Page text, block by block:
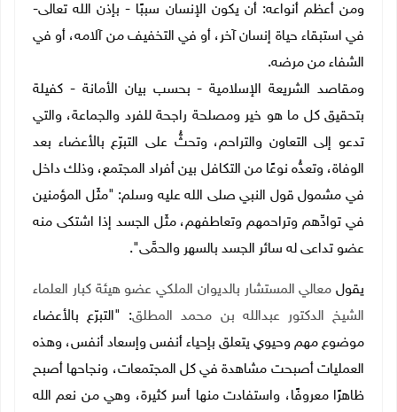
ومن أعظم أنواعه: أن يكون الإنسان سببًا - بإذن الله تعالى-
في استبقاء حياة إنسان آخر، أو في التخفيف من آلامه، أو في
الشفاء من مرضه.
ومقاصد الشريعة الإسلامية - بحسب بيان الأمانة - كفيلة
بتحقيق كل ما هو خير ومصلحة راجحة للفرد والجماعة، والتي
تدعو إلى التعاون والتراحم، وتحثُّ على التبرّع بالأعضاء بعد
الوفاة، وتعدُّه نوعًا من التكافل بين أفراد المجتمع، وذلك داخل
في مشمول قول النبي صلى الله عليه وسلم: "مثَل المؤمنين
في توادِّهم وتراحمهم وتعاطفهم، مثَل الجسد إذا اشتكى منه
عضو تداعى له سائر الجسد بالسهر والحمَّى".
يقول معالي المستشار بالديوان الملكي عضو هيئة كبار العلماء
الشيخ الدكتور عبدالله بن محمد المطلق: "التبرّع بالأعضاء
موضوع مهم وحيوي يتعلق بإحياء أنفس وإسعاد أنفس، وهذه
العمليات أصبحت مشاهدة في كل المجتمعات، ونجاحها أصبح
ظاهرًا معروفًا، واستفادت منها أسر كثيرة، وهي من نعم الله